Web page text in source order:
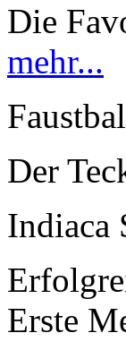
Die
mehr...
Der
Indiaca
Erste